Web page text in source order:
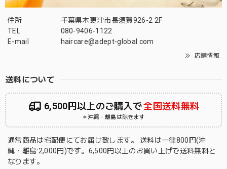
住所
千葉県木更津市長須賀926-2 2F
TEL
080-9406-1122
E-mail
haircare@adept-global.com
店舗情報
送料について
6,500円以上のご購入で全国送料無料
＊沖縄・離島は除きます
通常商品は宅配便にてお届け致します。 送料は一律800円(沖
縄・離島:2,000円)です。6,500円以上のお買い上げで送料無料と
なります。